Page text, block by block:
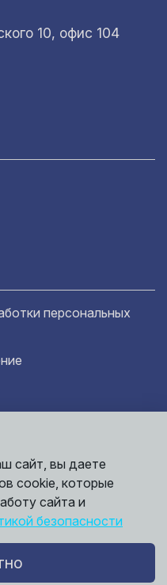
персональных
10, офис 104
на сайте
ознакомительный
при каких условиях не может
офертой. Точные
условиях продажи и
сайт, вы даете
cookie, которые
сайта и
безопасности
обработки